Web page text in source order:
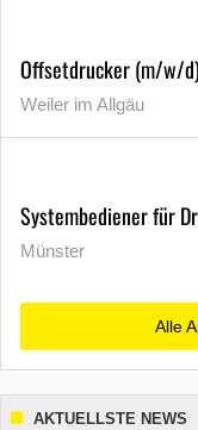
Offsetdrucker (m/w/d)
Weiler im Allgäu
Systembediener für
Münster
Alle
AKTUELLSTE NEWS